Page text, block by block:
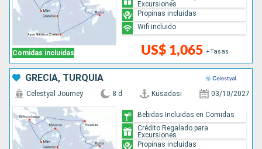
Comidas incluidas US$ 1,065 +Tasas
Excursiones
Propinas incluidas
Wifi incluido
GRECIA, TURQUÍA
Celestyal Journey 8 d Kusadasi 03/10/2027
Bebidas Incluidas en Comidas
Crédito Regalado para
Excursiones
Propinas incluidas